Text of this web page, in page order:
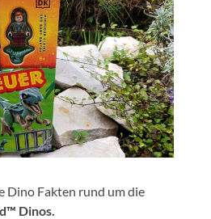
Dino Fakten rund um die
Dinos.